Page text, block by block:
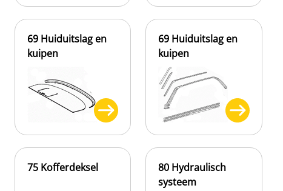
69 Huiduitslag en
kuipen
69 Huiduitslag en
kuipen
75 Kofferdeksel
80 Hydraulisch
systeem